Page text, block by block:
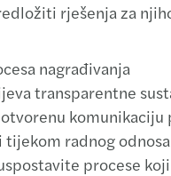
rješenja za
nagrađivanja
transparentne
komunikaciju
tijekom radnog
procese koji